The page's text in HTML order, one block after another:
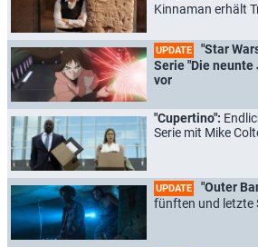
Kinnaman erhält
UPDATE
"Star
Serie "Die
vor
"Cupertino":
Serie mit Mike
UPDATE "Outer
fünften und letzte